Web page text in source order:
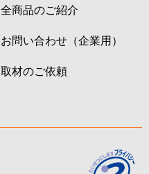
全商品のご紹介
お問い合わせ（企業用）
取材のご依頼